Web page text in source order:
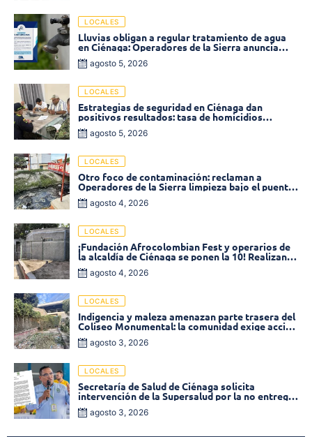
LOCALES
Lluvias obligan a regular tratamiento de agua
en Ciénaga: Operadores de la Sierra anuncia
baja presión en varios sectores
agosto 5, 2026
LOCALES
Estrategias de seguridad en Ciénaga dan
positivos resultados: tasa de homicidios
disminuyó un 58% en 2026
agosto 5, 2026
LOCALES
Otro foco de contaminación: reclaman a
Operadores de la Sierra limpieza bajo el puente
de la calle 19 con carrera 11
agosto 4, 2026
LOCALES
¡Fundación Afrocolombian Fest y operarios de
la alcaldía de Ciénaga se ponen la 10! Realizan
limpieza de la parte posterior del Coliseo
Monumental
agosto 4, 2026
LOCALES
Indigencia y maleza amenazan parte trasera del
Coliseo Monumental: la comunidad exige acción
inmediata!
agosto 3, 2026
LOCALES
Secretaría de Salud de Ciénaga solicita
intervención de la Supersalud por la no entrega
de medicamentos en las EPS
agosto 3, 2026